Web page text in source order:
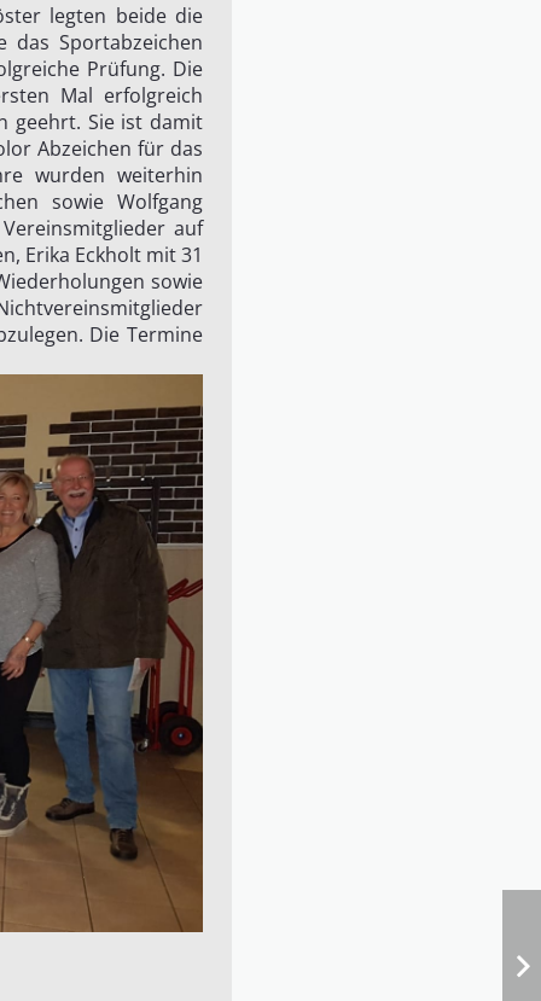
legten beide die
das Sportabzeichen
Prüfung. Die
Mal erfolgreich
geehrt. Sie ist damit
Abzeichen für das
wurden weiterhin
sowie Wolfgang
auf
Erika Eckholt mit 31
sowie
Die Termine